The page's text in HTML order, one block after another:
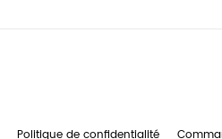
Politique de confidentialité